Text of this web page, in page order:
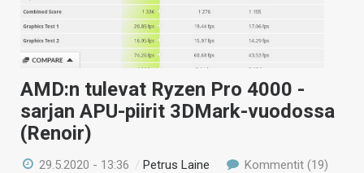
AMD:n tulevat Ryzen Pro 4000 -
sarjan APU-piirit 3DMark-vuodossa
(Renoir)
29.5.2020 - 13:36 /Petrus Laine Kommentit (19)